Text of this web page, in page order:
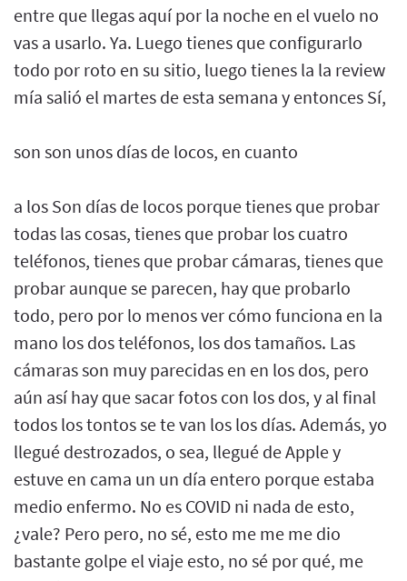
entre que llegas aquí por la noche en el vuelo no
vas a usarlo. Ya. Luego tienes que configurarlo
todo por roto en su sitio, luego tienes la la review
mía salió el martes de esta semana y entonces Sí,
son son unos días de locos, en cuanto
a los Son días de locos porque tienes que probar
todas las cosas, tienes que probar los cuatro
teléfonos, tienes que probar cámaras, tienes que
probar aunque se parecen, hay que probarlo
todo, pero por lo menos ver cómo funciona en la
mano los dos teléfonos, los dos tamaños. Las
cámaras son muy parecidas en en los dos, pero
aún así hay que sacar fotos con los dos, y al final
todos los tontos se te van los los días. Además, yo
llegué destrozados, o sea, llegué de Apple y
estuve en cama un un día entero porque estaba
medio enfermo. No es COVID ni nada de esto,
¿vale? Pero pero, no sé, esto me me me dio
bastante golpe el viaje esto, no sé por qué, me